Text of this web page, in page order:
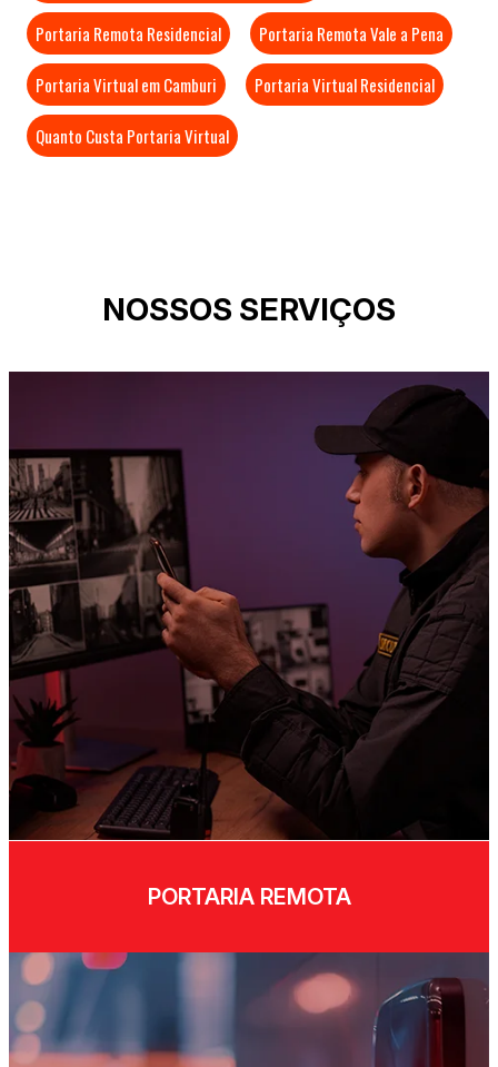
Portaria Remota Residencial Portaria Remota Vale a Pena
Portaria Virtual em Camburi Portaria Virtual Residencial
Quanto Custa Portaria Virtual
NOSSOS SERVIÇOS
PORTARIA REMOTA